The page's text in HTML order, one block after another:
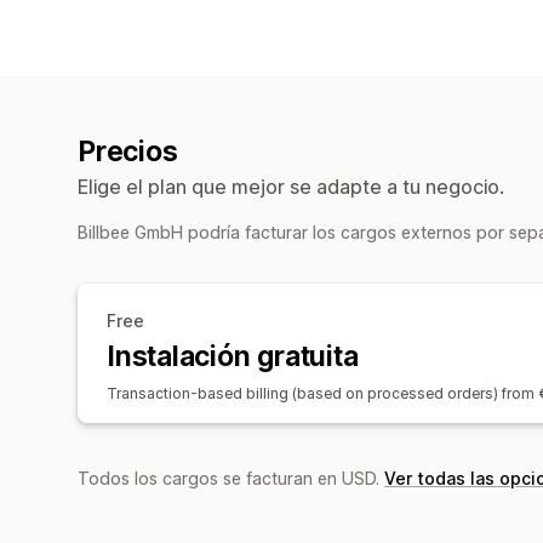
Precios
Elige el plan que mejor se adapte a tu negocio.
Billbee GmbH podría facturar los cargos externos por
Free
Instalación gratuita
Transaction-based billing (based on processed orders) from
Todos los cargos se facturan en USD. Ver todas las